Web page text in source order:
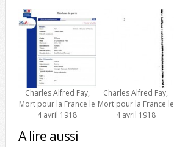
Charles Alfred Fay,
Mort pour la France le
4 avril 1918
Charles Alfred Fay,
Mort pour la France le
4 avril 1918
A lire aussi